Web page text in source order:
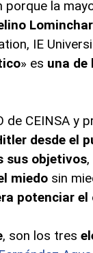
la
Lominchar
IE
» es una de
de CEINSA y
desde el
sus objetivos,
miedo sin
potenciar el
, son los tres